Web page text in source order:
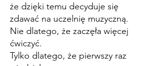
że dzięki temu decyduje się
zdawać na uczelnię muzyczną.
Nie dlatego, że zaczęła więcej
ćwiczyć.
Tylko dlatego, że pierwszy raz